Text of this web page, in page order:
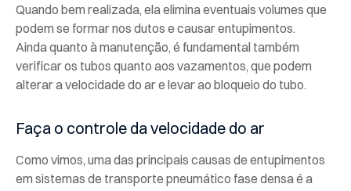
Quando bem realizada, ela elimina eventuais volumes que
podem se formar nos dutos e causar entupimentos.
Ainda quanto à manutenção, é fundamental também
verificar os tubos quanto aos vazamentos, que podem
alterar a velocidade do ar e levar ao bloqueio do tubo.
Faça o controle da velocidade do ar
Como vimos, uma das principais causas de entupimentos
em sistemas de transporte pneumático fase densa é a